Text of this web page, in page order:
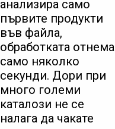
анализира само
първите продукти
във файла,
обработката отнема
само няколко
секунди. Дори при
много големи
каталози не се
налага да чакате